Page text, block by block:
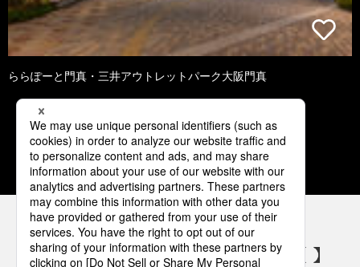
ららぽーと門真・三井アウトレットパーク大阪門真
2 3 4 5 6
パナソニックの電気設備 SNSアカウント